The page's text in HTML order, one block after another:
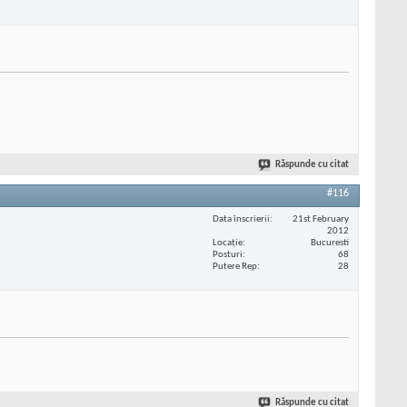
Răspunde cu citat
#116
Data înscrierii
21st February
2012
Locaţie
Bucuresti
Posturi
68
Putere Rep
28
Răspunde cu citat